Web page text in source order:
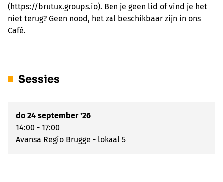
(https://brutux.groups.io). Ben je geen lid of vind je het
niet terug? Geen nood, het zal beschikbaar zijn in ons
Café.
Sessies
do 24 september '26
14:00 - 17:00
Avansa Regio Brugge - lokaal 5